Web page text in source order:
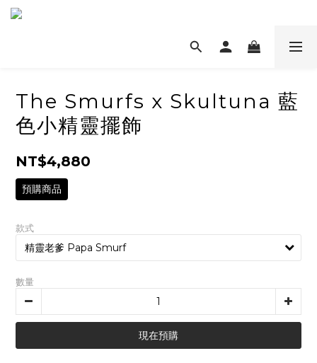
The Smurfs x Skultuna 藍
色小精靈擺飾
NT$4,880
預購商品
款式
數量
現在預購